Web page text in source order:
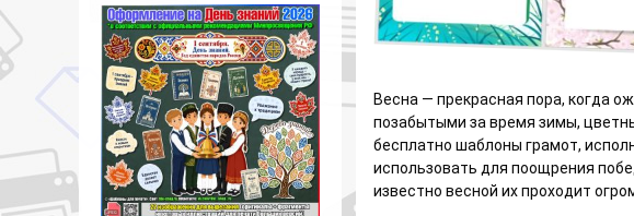
Весна — прекрасная пора, когда
позабытыми за время зимы,
бесплатно шаблоны грамот,
использовать для поощрения
известно весной их проходит